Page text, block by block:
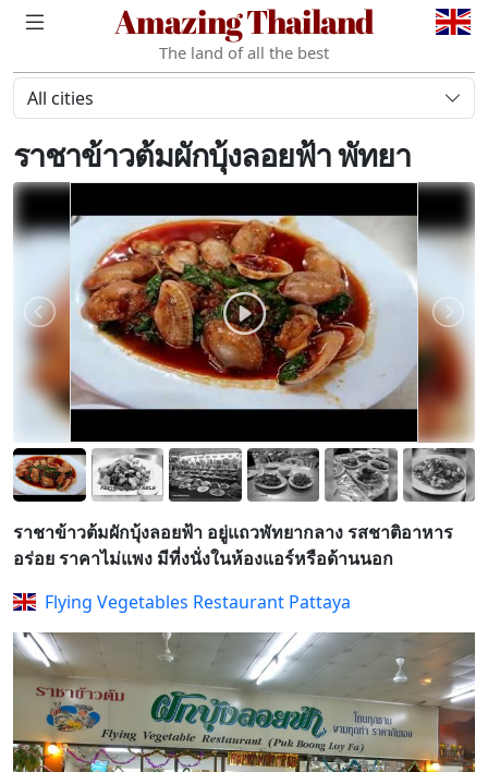
Amazing Thailand
The land of all the best
All cities
ราชาข้าวต้มผักบุ้งลอยฟ้า​ พัทยา
ราชาข้าวต้มผักบุ้งลอยฟ้า อยู่แถวพัทยากลาง รสชาติอาหาร
อร่อย ราคาไม่แพง มีที่งนั่งในห้องแอร์หรือด้านนอก
Flying Vegetables Restaurant Pattaya